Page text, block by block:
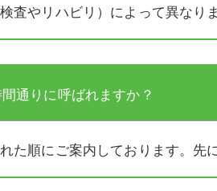
査やリハビリ）によって異なり
通りに呼ばれますか？
た順にご案内しております。